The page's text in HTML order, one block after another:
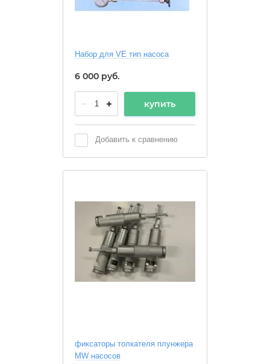
Набор для VE тип насоса
6 000 руб.
купить
Добавить к сравнению
фиксаторы толкателя плунжера
MW насосов